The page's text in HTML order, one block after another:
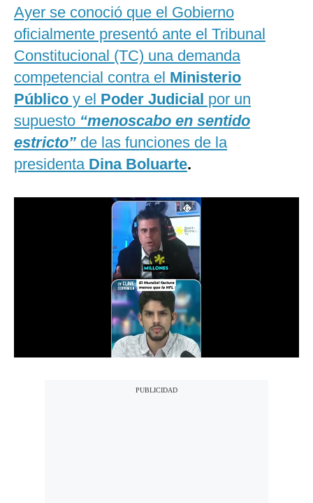
México
España
Internacional
Tecnología
Club del Suscriptor
Mix
G de Gestión
Ayer se conoció que el Gobierno
oficialmente presentó ante el Tribunal
Constitucional (TC) una demanda
competencial contra el Ministerio
Público y el Poder Judicial por un
supuesto “menoscabo en sentido
estricto” de las funciones de la
presidenta Dina Boluarte.